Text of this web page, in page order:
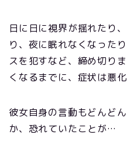
日に日に視界が揺れたり
り、夜に眠れなくなった
スを犯すなど、締め切り
くなるまでに、症状は悪
彼女自身の言動もどんど
か、恐れていたことが…